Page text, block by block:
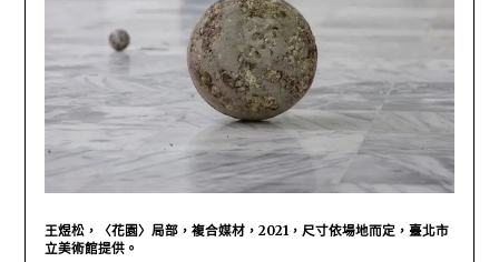
王煜松，〈花園〉局部，複合媒材，2021，尺寸依場地而定，臺北市
立美術館提供。